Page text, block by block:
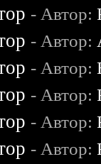
- Автор:
- Автор:
- Автор:
- Автор:
- Автор:
- Автор: